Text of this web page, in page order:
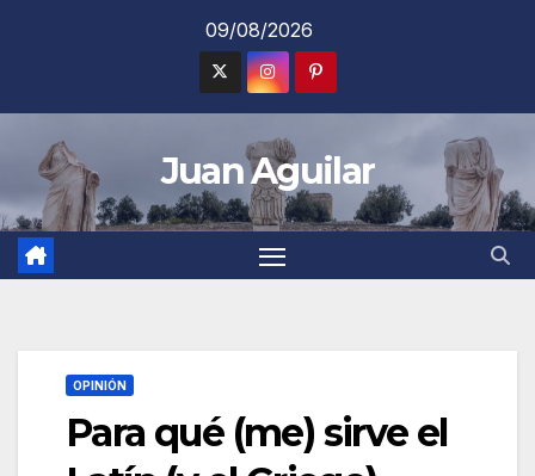
09/08/2026
Juan Aguilar
OPINIÓN
Para qué (me) sirve el